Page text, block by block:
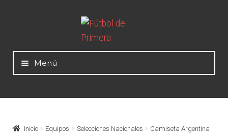
la
navegación
contenido
Menú
Mundial 2026
Selecciones Nacionales
Inicio Equipos Selecciones Nacionales
Camiseta Argentina